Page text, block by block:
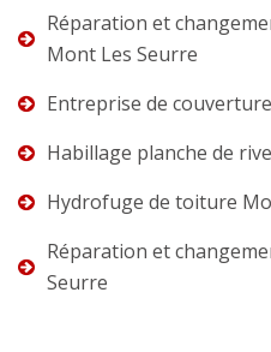
Réparation et
Mont Les Seurre
Entreprise de
Habillage planche de
Hydrofuge de toiture
Réparation et
Seurre